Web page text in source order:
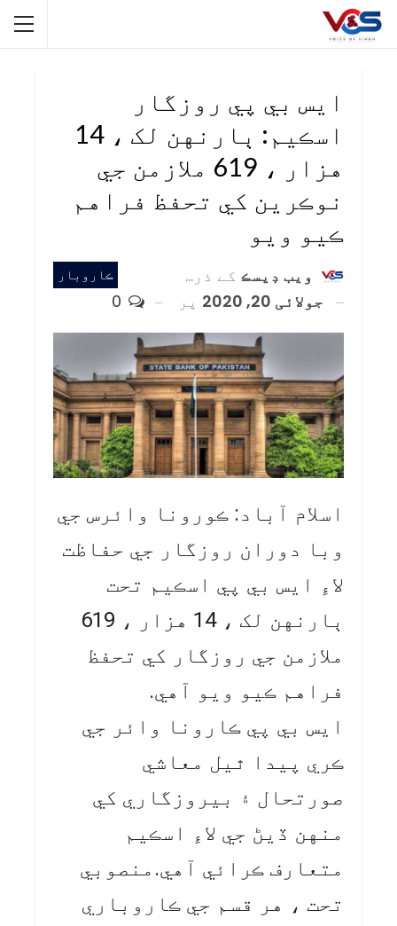
ايس بي پي روزگار
اسڪيم: ٻارنهن لک ، 14
هزار ، 619 ملازمن جي
نوڪرين کي تحفظ فراهم
ڪيو ويو
ڪاروبار ويب ڊيسڪ کے ذریعہ
جولائی 20, 2020
پر
اسلام آباد: ڪورونا وائرس جي
وبا دوران روزگار جي حفاظت
لاءِ ايس بي پي اسڪيم تحت
ٻارنهن لک ، 14 هزار ، 619
ملازمن جي روزگار کي تحفظ
فراهم ڪيو ويو آهي.
ايس بي پي ڪارونا وائر جي
ڪري پيدا ٿيل معاشي
صورتحال ۽ بيروزگاري کي
منهن ڏيڻ جي لاءِ اسڪيم
متعارف ڪرائي آهي.منصوبي
تحت ، هر قسم جي ڪاروباري